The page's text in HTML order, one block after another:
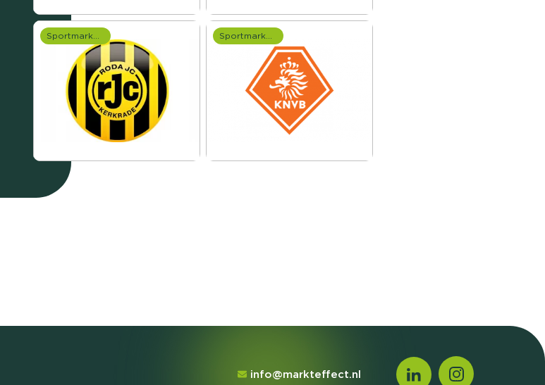
Sportmarketing onderzoek Sportmarketing onderzoek
info@markteffect.nl